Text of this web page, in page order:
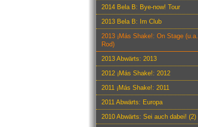
2014 Bela B: Bye-now! Tour
2013 Bela B: Im Club
2013 ¡Más Shake!: On Stage (u.a.
Rod)
2013 Abwärts: 2013
2012 ¡Más Shake!: 2012
2011 ¡Más Shake!: 2011
2011 Abwärts: Europa
2010 Abwärts: Sei auch dabei! (2)